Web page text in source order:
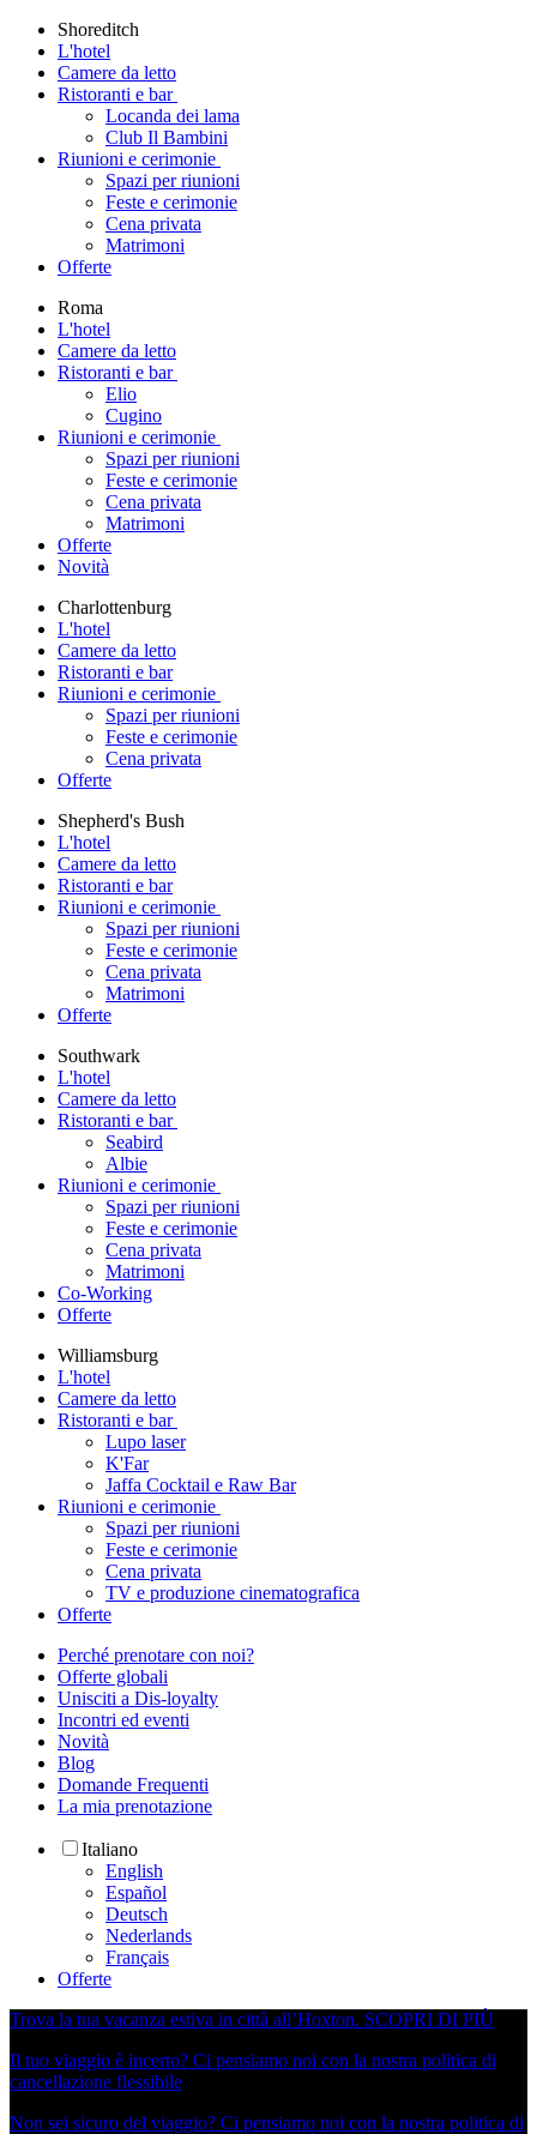
Shoreditch
L'hotel
Camere da letto
Ristoranti e bar
Locanda dei lama
Club Il Bambini
Riunioni e cerimonie
Spazi per riunioni
Feste e cerimonie
Cena privata
Matrimoni
Offerte
Roma
L'hotel
Camere da letto
Ristoranti e bar
Elio
Cugino
Riunioni e cerimonie
Spazi per riunioni
Feste e cerimonie
Cena privata
Matrimoni
Offerte
Novità
Charlottenburg
L'hotel
Camere da letto
Ristoranti e bar
Riunioni e cerimonie
Spazi per riunioni
Feste e cerimonie
Cena privata
Offerte
Shepherd's Bush
L'hotel
Camere da letto
Ristoranti e bar
Riunioni e cerimonie
Spazi per riunioni
Feste e cerimonie
Cena privata
Matrimoni
Offerte
Southwark
L'hotel
Camere da letto
Ristoranti e bar
Seabird
Albie
Riunioni e cerimonie
Spazi per riunioni
Feste e cerimonie
Cena privata
Matrimoni
Co-Working
Offerte
Williamsburg
L'hotel
Camere da letto
Ristoranti e bar
Lupo laser
K'Far
Jaffa Cocktail e Raw Bar
Riunioni e cerimonie
Spazi per riunioni
Feste e cerimonie
Cena privata
TV e produzione cinematografica
Offerte
Perché prenotare con noi?
Offerte globali
Unisciti a Dis-loyalty
Incontri ed eventi
Novità
Blog
Domande Frequenti
La mia prenotazione
Italiano
English
Español
Deutsch
Nederlands
Français
Offerte
Trova la tua vacanza estiva in città all’Hoxton. SCOPRI DI PIÙ
Il tuo viaggio è incerto? Ci pensiamo noi con la nostra politica di
cancellazione flessibile
Non sei sicuro del viaggio? Ci pensiamo noi con la nostra politica di